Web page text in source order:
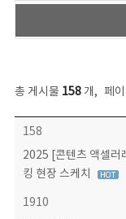
총 게시물 158개, 페이
콘텐츠이슈 목록 - 번호, 제목, 작성자, 파일, 조회수, 작성일 정보 제공
158
2025 [콘텐츠 액셀러
킹 현장 스케치
1910